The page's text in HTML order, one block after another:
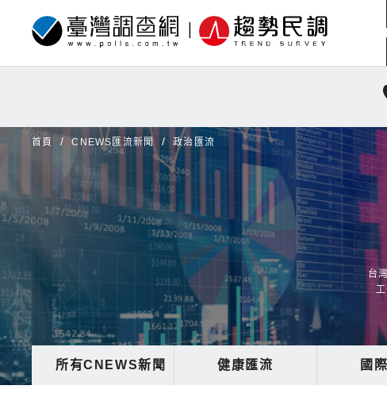
首頁 CNEWS匯流新聞 政治匯流
台
所有CNEWS新聞 健康匯流 國